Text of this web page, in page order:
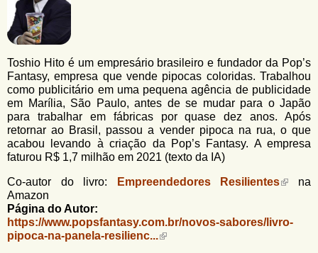
u
l
á
r
i
o
d
e
b
u
s
c
o
G
o
l
f
i
n
h
o
Toshio Hito é um empresário brasileiro e fundador da Pop’s
Fantasy, empresa que vende pipocas coloridas. Trabalhou
como publicitário em uma pequena agência de publicidade
em Marília, São Paulo, antes de se mudar para o Japão
para trabalhar em fábricas por quase dez anos. Após
retornar ao Brasil, passou a vender pipoca na rua, o que
acabou levando à criação da Pop’s Fantasy. A empresa
faturou R$ 1,7 milhão em 2021 (texto da IA)
Co-autor do livro: Empreendedores Resilientes
na
Amazon
Página do Autor:
https://www.popsfantasy.com.br/novos-sabores/livro-
pipoca-na-panela-resilienc...